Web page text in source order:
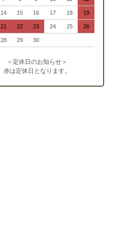
14 15 16 17 18 19
21 22 23 24 25 26
28 29 30
＜定休日のお知らせ＞
赤は定休日となります。